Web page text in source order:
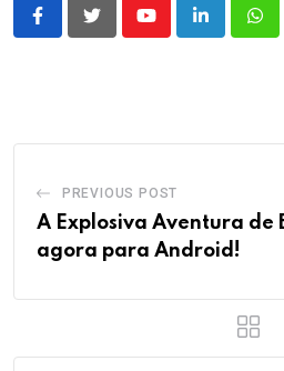
YoutubeLinkedIn
PREVIOUS POST
A Explosiva Aventura de
agora para Android!